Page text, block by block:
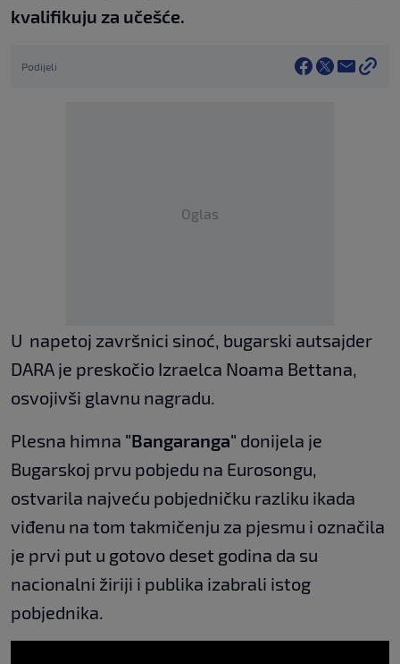
kvalifikuju za učešće.
Podijeli
Oglas
U napetoj završnici sinoć, bugarski autsajder
DARA je preskočio Izraelca Noama Bettana,
osvojivši glavnu nagradu.
Plesna himna "Bangaranga" donijela je
Bugarskoj prvu pobjedu na Eurosongu,
ostvarila najveću pobjedničku razliku ikada
viđenu na tom takmičenju za pjesmu i označila
je prvi put u gotovo deset godina da su
nacionalni žiriji i publika izabrali istog
pobjednika.